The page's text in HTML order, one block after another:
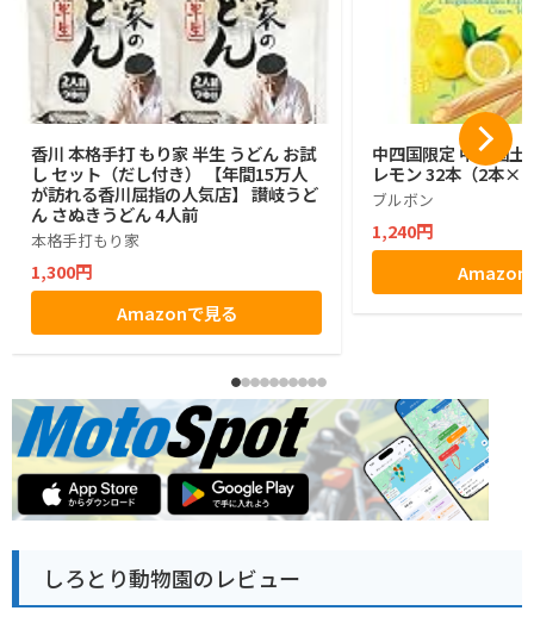
香川 本格手打 もり家 半生 うどん お試
し セット（だし付き） 【年間15万人
が訪れる香川屈指の人気店】 讃岐うど
ん さぬきうどん 4人前
本格手打もり家
1,300円
Amazonで見る
中四国限定 中四国土
レモン 32本（2本
ブルボン
1,240円
Amazon
しろとり動物園のレビュー